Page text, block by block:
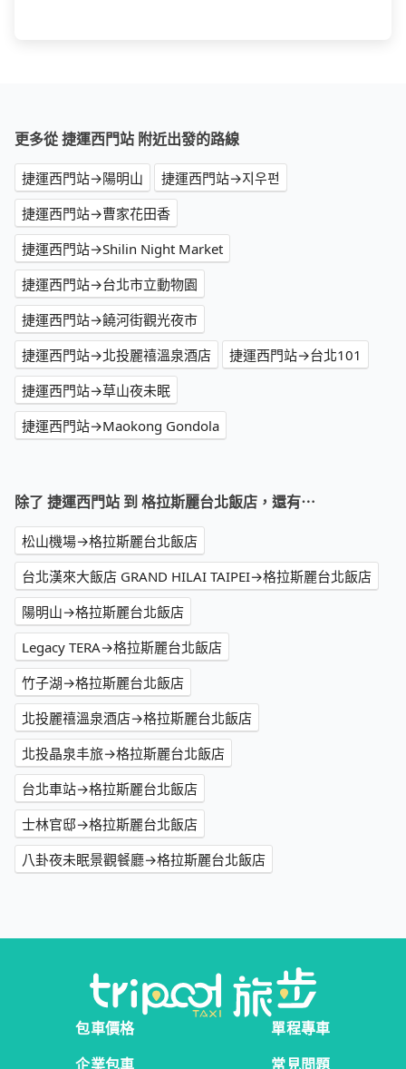
更多從 捷運西門站 附近出發的路線
捷運西門站→陽明山
捷運西門站→지우펀
捷運西門站→曹家花田香
捷運西門站→Shilin Night Market
捷運西門站→台北市立動物園
捷運西門站→饒河街觀光夜市
捷運西門站→北投麗禧溫泉酒店
捷運西門站→台北101
捷運西門站→草山夜未眠
捷運西門站→Maokong Gondola
除了 捷運西門站 到 格拉斯麗台北飯店，還有⋯
松山機場→格拉斯麗台北飯店
台北漢來大飯店 GRAND HILAI TAIPEI→格拉斯麗台北飯店
陽明山→格拉斯麗台北飯店
Legacy TERA→格拉斯麗台北飯店
竹子湖→格拉斯麗台北飯店
北投麗禧溫泉酒店→格拉斯麗台北飯店
北投晶泉丰旅→格拉斯麗台北飯店
台北車站→格拉斯麗台北飯店
士林官邸→格拉斯麗台北飯店
八卦夜未眠景觀餐廳→格拉斯麗台北飯店
包車價格
單程專車
企業包車
常見問題